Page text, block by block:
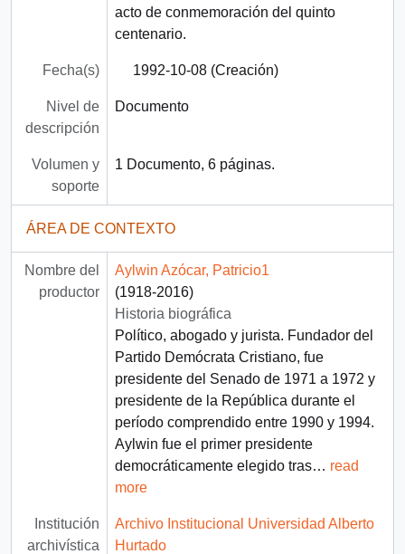
acto de conmemoración del quinto
centenario.
Fecha(s) 1992-10-08 (Creación)
Nivel de
descripción
Documento
Volumen y
soporte
1 Documento, 6 páginas.
ÁREA DE CONTEXTO
Nombre del
productor
Aylwin Azócar, Patricio1
(1918-2016)
Historia biográfica
Político, abogado y jurista. Fundador del
Partido Demócrata Cristiano, fue
presidente del Senado de 1971 a 1972 y
presidente de la República durante el
período comprendido entre 1990 y 1994.
Aylwin fue el primer presidente
democráticamente elegido tras… read
more
Institución
archivística
Archivo Institucional Universidad Alberto
Hurtado